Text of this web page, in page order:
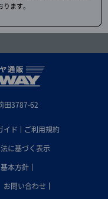
ます。
田3787-62
イド
ご利用規約
に基づく表示
本方針
お問い合わせ